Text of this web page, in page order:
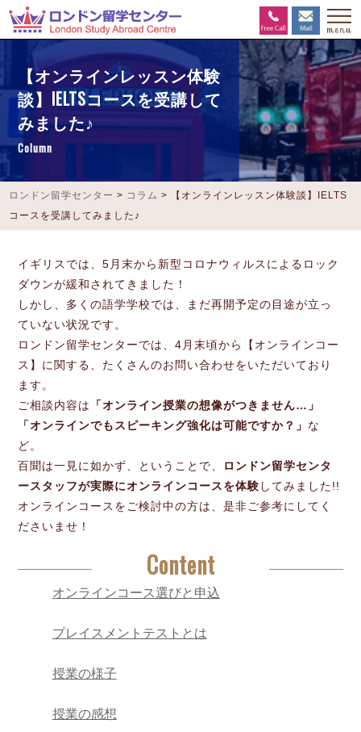
【オンラインレッスン体験
談】IELTSコースを受講して
みました♪
Column
ロンドン留学センター > コラム >
【オンラインレッスン体験談】IELTS
コースを受講してみました♪
イギリスでは、5月末から新型コロナウィルスによるロック
ダウンが緩和されてきました！
しかし、多くの語学学校では、まだ再開予定の目途が立っ
ていない状況です。
ロンドン留学センターでは、4月末頃から【オンラインコー
ス】に関する、たくさんのお問い合わせをいただいており
ます。
ご相談内容は
「オンライン授業の想像がつきません…」
「オンラインでもスピーキング強化は可能ですか？」 な
ど。
百聞は一見に如かず、ということで、 ロンドン留学センタ
ースタッフが実際にオンラインコースを体験 してみました!!
オンラインコースをご検討中の方は、是非ご参考にしてく
ださいませ！
Content
オンラインコース選びと申込
プレイスメントテストとは
授業の様子
授業の感想